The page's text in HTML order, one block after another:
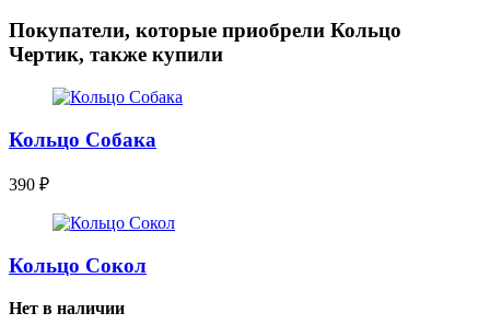
Покупатели, которые приобрели Кольцо
Чертик, также купили
Кольцо Собака
390 ₽
Кольцо Сокол
Нет в наличии